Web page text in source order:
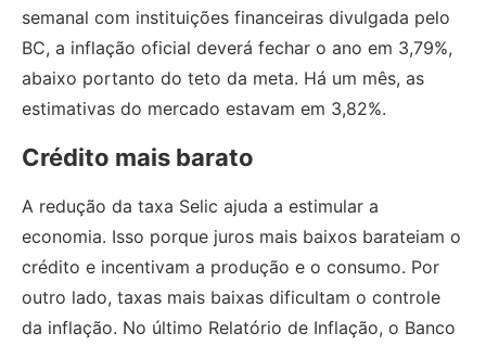
semanal com instituições financeiras divulgada pelo
BC, a inflação oficial deverá fechar o ano em 3,79%,
abaixo portanto do teto da meta. Há um mês, as
estimativas do mercado estavam em 3,82%.
Crédito mais barato
A redução da taxa Selic ajuda a estimular a
economia. Isso porque juros mais baixos barateiam o
crédito e incentivam a produção e o consumo. Por
outro lado, taxas mais baixas dificultam o controle
da inflação. No último Relatório de Inflação, o Banco